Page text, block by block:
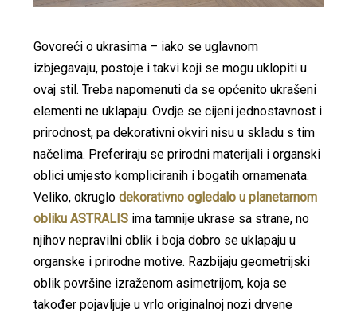
Govoreći o ukrasima – iako se uglavnom
izbjegavaju, postoje i takvi koji se mogu uklopiti u
ovaj stil. Treba napomenuti da se općenito ukrašeni
elementi ne uklapaju. Ovdje se cijeni jednostavnost i
prirodnost, pa dekorativni okviri nisu u skladu s tim
načelima. Preferiraju se prirodni materijali i organski
oblici umjesto kompliciranih i bogatih ornamenata.
Veliko, okruglodekorativno ogledalo u planetarnom
obliku ASTRALIS ima tamnije ukrase sa strane, no
njihov nepravilni oblik i boja dobro se uklapaju u
organske i prirodne motive. Razbijaju geometrijski
oblik površine izraženom asimetrijom, koja se
također pojavljuje u vrlo originalnoj nozi drvene